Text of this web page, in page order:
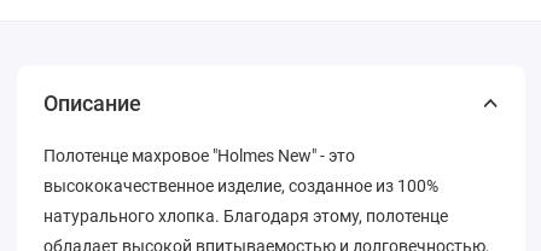
Описание
Полотенце махровое "Holmes New" - это
высококачественное изделие, созданное из 100%
натурального хлопка. Благодаря этому, полотенце
обладает высокой впитываемостью и долговечностью,